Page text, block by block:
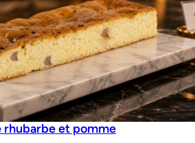
rhubarbe et pomme